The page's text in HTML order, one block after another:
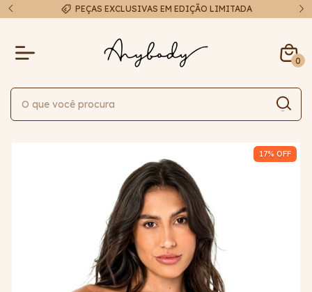
FRETE EXPRESSO EM ATÉ 48H
0
17% OFF